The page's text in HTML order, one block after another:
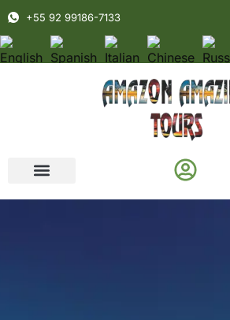
+55 92 99186-7133